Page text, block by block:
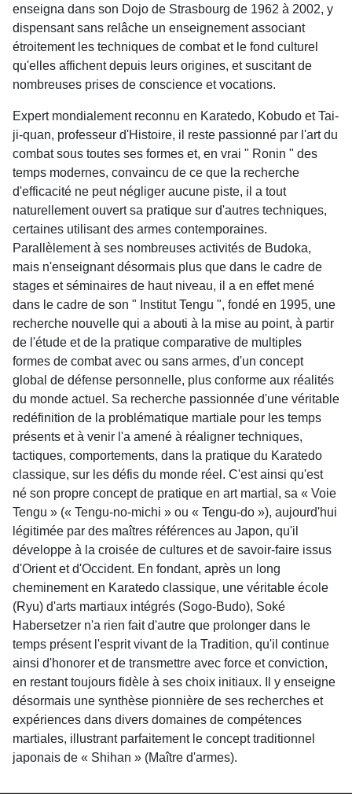
enseigna dans son Dojo de Strasbourg de 1962 à 2002, y
dispensant sans relâche un enseignement associant
étroitement les techniques de combat et le fond culturel
qu'elles affichent depuis leurs origines, et suscitant de
nombreuses prises de conscience et vocations.
Expert mondialement reconnu en Karatedo, Kobudo et Tai-
ji-quan, professeur d'Histoire, il reste passionné par l'art du
combat sous toutes ses formes et, en vrai " Ronin " des
temps modernes, convaincu de ce que la recherche
d'efficacité ne peut négliger aucune piste, il a tout
naturellement ouvert sa pratique sur d'autres techniques,
certaines utilisant des armes contemporaines.
Parallèlement à ses nombreuses activités de Budoka,
mais n'enseignant désormais plus que dans le cadre de
stages et séminaires de haut niveau, il a en effet mené
dans le cadre de son " Institut Tengu ", fondé en 1995, une
recherche nouvelle qui a abouti à la mise au point, à partir
de l'étude et de la pratique comparative de multiples
formes de combat avec ou sans armes, d'un concept
global de défense personnelle, plus conforme aux réalités
du monde actuel. Sa recherche passionnée d'une véritable
redéfinition de la problématique martiale pour les temps
présents et à venir l'a amené à réaligner techniques,
tactiques, comportements, dans la pratique du Karatedo
classique, sur les défis du monde réel. C'est ainsi qu'est
né son propre concept de pratique en art martial, sa « Voie
Tengu » (« Tengu-no-michi » ou « Tengu-do »), aujourd'hui
légitimée par des maîtres références au Japon, qu'il
développe à la croisée de cultures et de savoir-faire issus
d'Orient et d'Occident. En fondant, après un long
cheminement en Karatedo classique, une véritable école
(Ryu) d'arts martiaux intégrés (Sogo-Budo), Soké
Habersetzer n'a rien fait d'autre que prolonger dans le
temps présent l'esprit vivant de la Tradition, qu'il continue
ainsi d'honorer et de transmettre avec force et conviction,
en restant toujours fidèle à ses choix initiaux. Il y enseigne
désormais une synthèse pionnière de ses recherches et
expériences dans divers domaines de compétences
martiales, illustrant parfaitement le concept traditionnel
japonais de « Shihan » (Maître d'armes).